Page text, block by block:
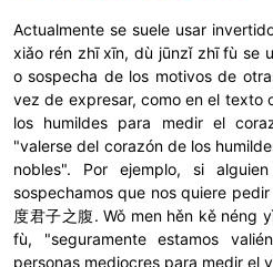
Actualmente se suele usar
xiǎo rén zhī xīn, dù jūnzǐ zhī fù se
o sospecha de los motivos de
vez de expresar, como en el texto
los humildes para medir el
"valerse del corazón de los
nobles". Por ejemplo, si
sospechamos que nos quiere
度君子之腹. Wǒ men hěn kě néng
fù, "seguramente estamos
personas mediocres para medir el